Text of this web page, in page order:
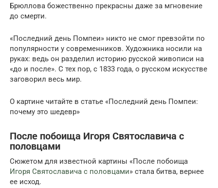
Брюллова божественно прекрасны даже за мгновение
до смерти.
«Последний день Помпеи» никто не смог превзойти по
популярности у современников. Художника носили на
руках: ведь он разделил историю русской живописи на
«до и после». С тех пор, с 1833 года, о русском искусстве
заговорил весь мир.
О картине читайте в статье «Последний день Помпеи:
почему это шедевр»
После побоища Игоря Святославича с
половцами
Сюжетом для известной картины «После побоища
Игоря Святославича с половцами» стала битва, вернее
ее исход.